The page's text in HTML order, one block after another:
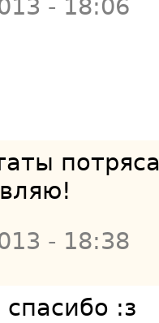
- 18:06
- 18:38
спасибо :з